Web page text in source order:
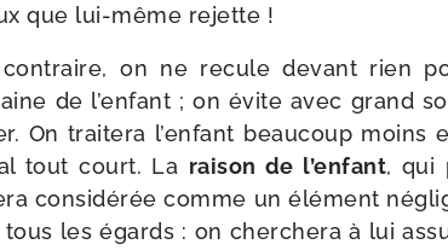
que lui-​même rejette !
on ne recule devant rien
de l’en­fant ; on évite avec grand
On trai­te­ra l’en­fant beau­coup moins
tout court. La rai­son de l’en­fant, qui
consi­dé­rée comme un élé­ment
tous les égards : on cher­che­ra à lui